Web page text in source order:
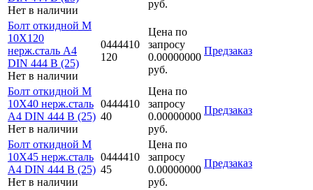
Нет в наличии
руб.
Болт откидной M
10Х120
нерж.сталь A4
DIN 444 B (25)
Нет в наличии
0444410
120
Цена по
запросу
0.00000000
руб.
Предзаказ
Болт откидной M
10Х40 нерж.сталь
A4 DIN 444 B (25)
Нет в наличии
0444410
40
Цена по
запросу
0.00000000
руб.
Предзаказ
Болт откидной M
10Х45 нерж.сталь
A4 DIN 444 B (25)
Нет в наличии
0444410
45
Цена по
запросу
0.00000000
руб.
Предзаказ